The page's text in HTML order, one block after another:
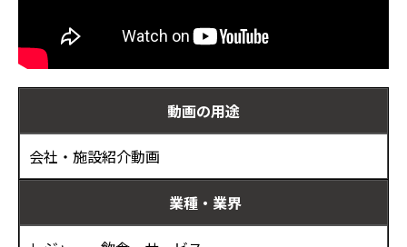
動画の用途
会社・施設紹介動画
業種・業界